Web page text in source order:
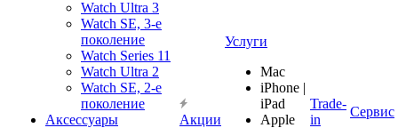
Watch Ultra 3
Watch SE, 3-е
поколение
Watch Series 11
Watch Ultra 2
Watch SE, 2-е
поколение
Аксессуары
Акции
Услуги
Mac
iPhone |
iPad
Apple
Trade-
in
Сервис